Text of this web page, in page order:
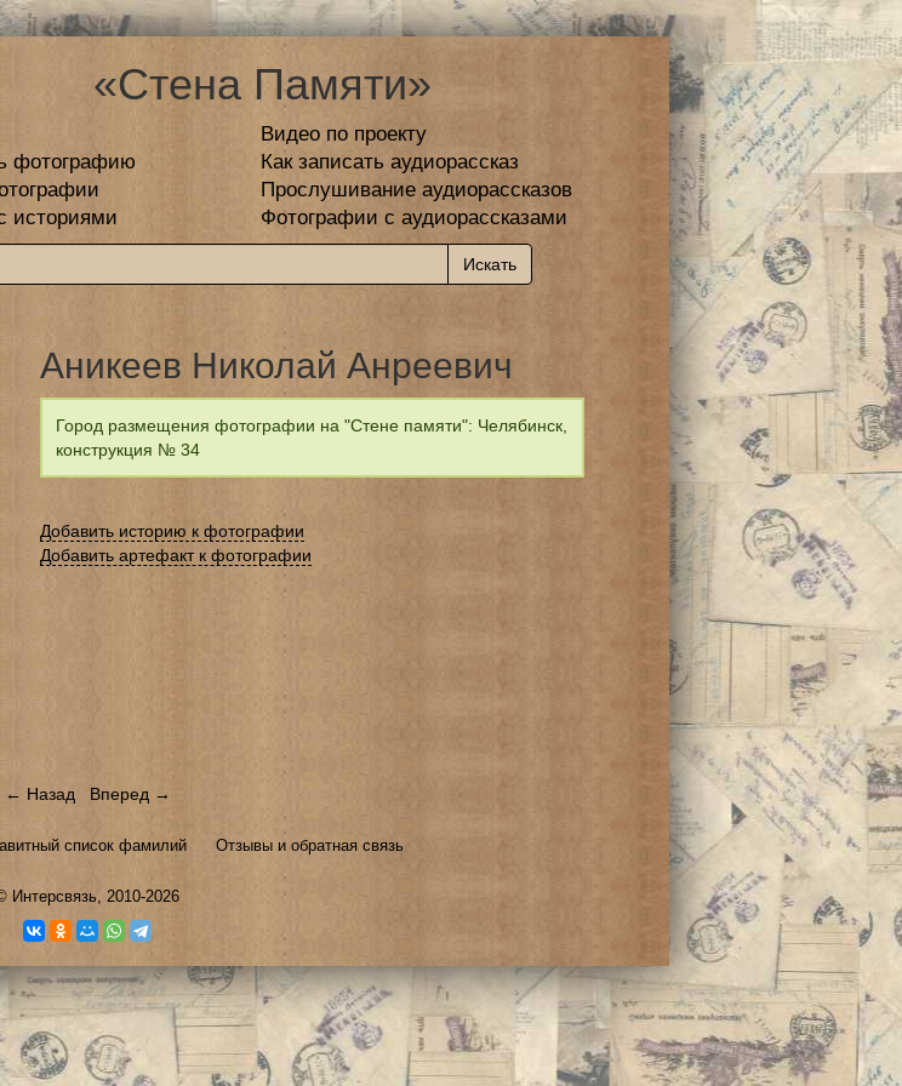
«Стена Памяти»
Видео по проекту
фотографию
Как записать аудиорассказ
Прослушивание аудиорассказов
историями
Фотографии с аудиорассказами
Аникеев Николай Анреевич
Город размещения фотографии на "Стене памяти": Челябинск,
конструкция № 34
Добавить историю к фотографии
Добавить артефакт к фотографии
← Назад Вперед →
список фамилий Отзывы и обратная связь
Интерсвязь, 2010-2026